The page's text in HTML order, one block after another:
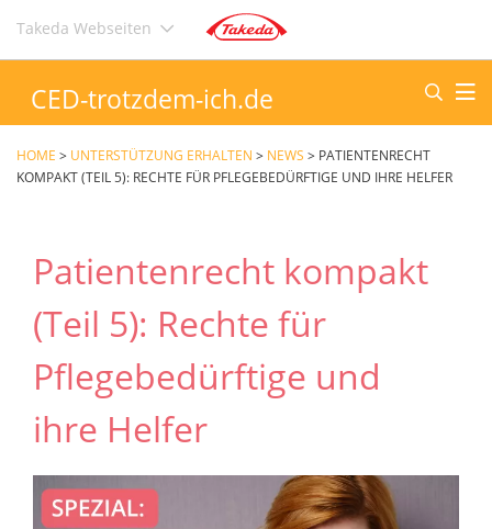
Direkt
Takeda Webseiten
CED-trotzdem-ich.de
HOME > UNTERSTÜTZUNG ERHALTEN > NEWS > PATIENTENRECHT
KOMPAKT (TEIL 5): RECHTE FÜR PFLEGEBEDÜRFTIGE UND IHRE HELFER
Patientenrecht kompakt
(Teil 5): Rechte für
Pflegebedürftige und
ihre Helfer